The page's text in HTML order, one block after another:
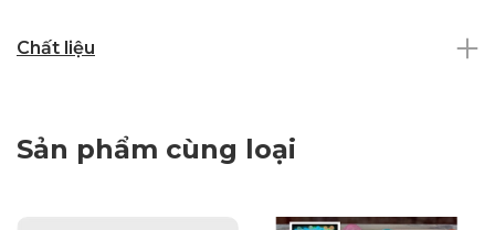
Chất liệu
Sản phẩm cùng loại